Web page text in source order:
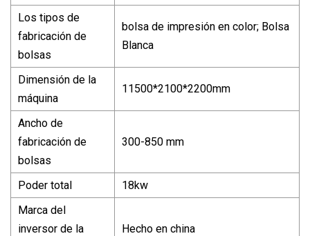
Los tipos de
fabricación de
bolsas
bolsa de impresión en color; Bolsa
Blanca
Dimensión de la
máquina
11500*2100*2200mm
Ancho de
fabricación de
bolsas
300-850 mm
Poder total
18kw
Marca del
inversor de la
Hecho en china